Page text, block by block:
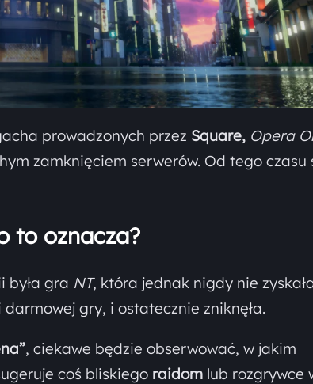
prowadzonych przez Square, Opera
zamknięciem serwerów. Od tego czasu
to oznacza?
była gra NT, która jednak nigdy nie
gry, i ostatecznie zniknęła.
, ciekawe będzie obserwować, w jakim
coś bliskiego raidom lub rozgrywce